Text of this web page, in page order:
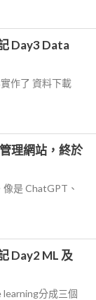
Day3 Data
作了 資料下載
理網站，終於
是 ChatGPT、
Day2 ML 及
分成三個